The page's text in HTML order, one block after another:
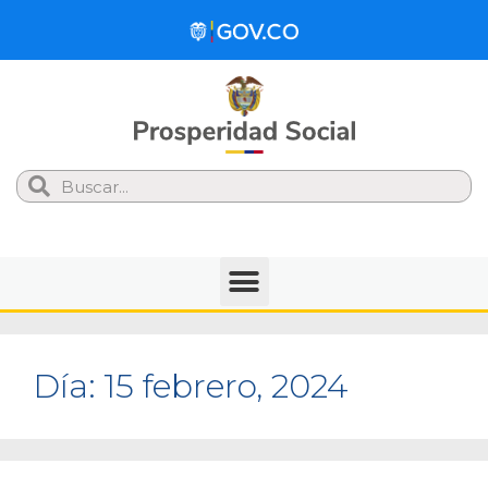
Search
Día:15 febrero, 2024